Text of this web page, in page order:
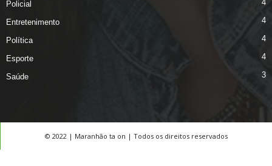
Policial 4
Entretenimento 4
Política 4
Esporte 4
Saúde 3
© 2022 | Maranhão ta on | Todos os direitos reservados